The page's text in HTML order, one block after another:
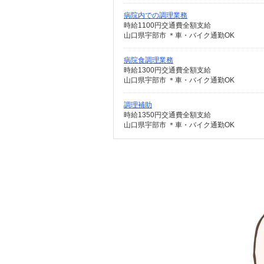
病院内での調理業務
時給1100円交通費全額支給
山口県宇部市 ＊車・バイク通勤OK
病院食調理業務
時給1300円交通費全額支給
山口県宇部市 ＊車・バイク通勤OK
調理補助
時給1350円交通費全額支給
山口県宇部市 ＊車・バイク通勤OK